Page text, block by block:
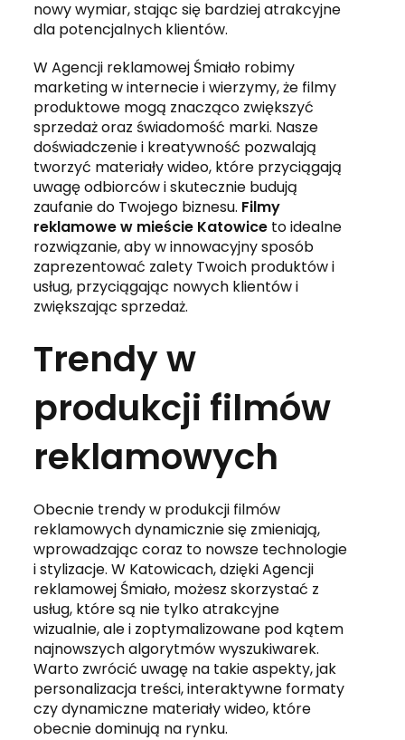
nowy wymiar, stając się bardziej atrakcyjne
dla potencjalnych klientów.
W Agencji reklamowej Śmiało robimy
marketing w internecie i wierzymy, że filmy
produktowe mogą znacząco zwiększyć
sprzedaż oraz świadomość marki. Nasze
doświadczenie i kreatywność pozwalają
tworzyć materiały wideo, które przyciągają
uwagę odbiorców i skutecznie budują
zaufanie do Twojego biznesu. Filmy
reklamowe w mieście Katowice to idealne
rozwiązanie, aby w innowacyjny sposób
zaprezentować zalety Twoich produktów i
usług, przyciągając nowych klientów i
zwiększając sprzedaż.
Trendy w
produkcji filmów
reklamowych
Obecnie trendy w produkcji filmów
reklamowych dynamicznie się zmieniają,
wprowadzając coraz to nowsze technologie
i stylizacje. W Katowicach, dzięki Agencji
reklamowej Śmiało, możesz skorzystać z
usług, które są nie tylko atrakcyjne
wizualnie, ale i zoptymalizowane pod kątem
najnowszych algorytmów wyszukiwarek.
Warto zwrócić uwagę na takie aspekty, jak
personalizacja treści, interaktywne formaty
czy dynamiczne materiały wideo, które
obecnie dominują na rynku.